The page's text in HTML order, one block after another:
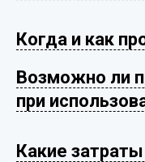
Когда и как
Возможно ли
при
Какие